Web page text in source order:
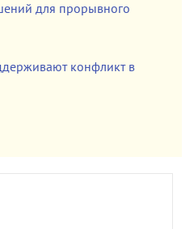
для прорывного
конфликт в